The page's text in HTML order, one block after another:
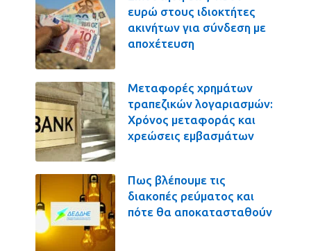
ευρώ στους ιδιοκτήτες
ακινήτων για σύνδεση με
αποχέτευση
Μεταφορές χρημάτων
τραπεζικών λογαριασμών:
Χρόνος μεταφοράς και
χρεώσεις εμβασμάτων
Πως βλέπουμε τις
διακοπές ρεύματος και
πότε θα αποκατασταθούν